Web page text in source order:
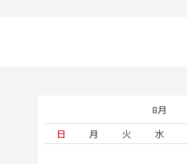
8月
日
月 火 水